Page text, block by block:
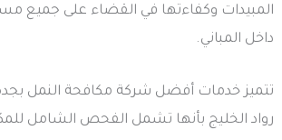
المبيدات وكفاءتها في القضاء على جميع
داخل المباني.
تتميز خدمات أفضل شركة مكافحة النمل
رواد الخليج بأنها تشمل الفحص الشامل